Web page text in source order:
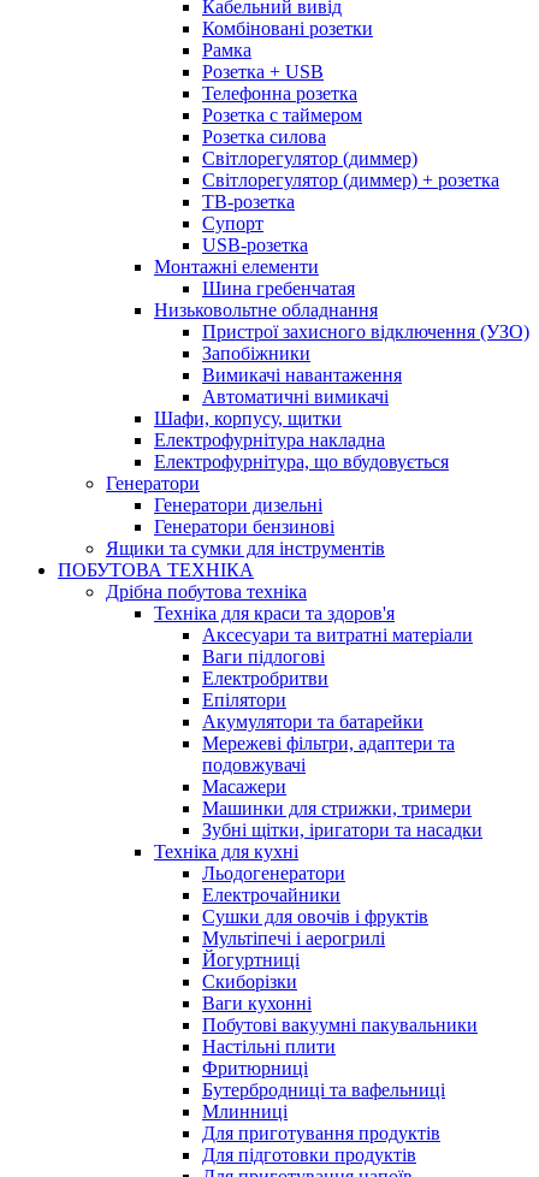
Кабельний вивід
Комбіновані розетки
Рамка
Розетка + USB
Телефонна розетка
Розетка с таймером
Розетка силова
Світлорегулятор (диммер)
Світлорегулятор (диммер) + розетка
ТВ-розетка
Супорт
USB-розетка
Монтажні елементи
Шина гребенчатая
Низьковольтне обладнання
Пристрої захисного відключення (УЗО)
Запобіжники
Вимикачі навантаження
Автоматичні вимикачі
Шафи, корпусу, щитки
Електрофурнітура накладна
Електрофурнітура, що вбудовується
Генератори
Генератори дизельні
Генератори бензинові
Ящики та сумки для інструментів
ПОБУТОВА ТЕХНІКА
Дрібна побутова техніка
Техніка для краси та здоров'я
Аксесуари та витратні матеріали
Ваги підлогові
Електробритви
Епілятори
Акумулятори та батарейки
Мережеві фільтри, адаптери та
подовжувачі
Масажери
Машинки для стрижки, тримери
Зубні щітки, іригатори та насадки
Техніка для кухні
Льодогенератори
Електрочайники
Сушки для овочів і фруктів
Мультіпечі і аерогрилі
Йогуртниці
Скиборізки
Ваги кухонні
Побутові вакуумні пакувальники
Настільні плити
Фритюрниці
Бутербродниці та вафельниці
Млинниці
Для приготування продуктів
Для підготовки продуктів